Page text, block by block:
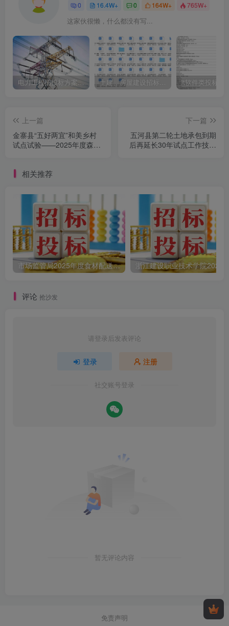
0 16.4W+ 0 164W+ 765W+
这家伙很懒，什么都没有写...
电力工程招投标方案模板 土建、房屋建设招标文件标书模板 it软件类投标书
上一篇
金寨县“五好两宜”和美乡村
试点试验——2025年度森林
下一篇
五河县第二轮土地承包到期
后再延长30年试点工作技术
相关推荐
市场监管局2025年度食材配送采购公告
评论 抢沙发
请登录后发表评论
登录 注册
社交账号登录
暂无评论内容
免责声明